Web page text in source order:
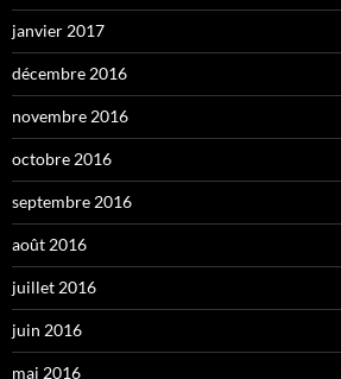
janvier 2017
décembre 2016
novembre 2016
octobre 2016
septembre 2016
août 2016
juillet 2016
juin 2016
mai 2016